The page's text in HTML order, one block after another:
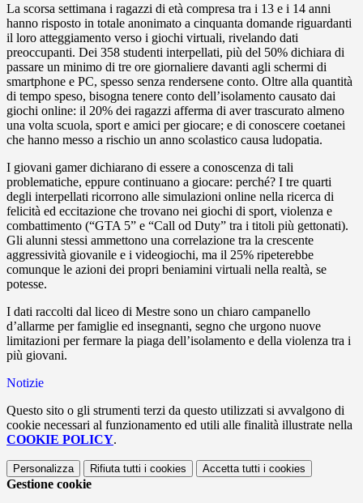
La scorsa settimana i ragazzi di età compresa tra i 13 e i 14 anni
hanno risposto in totale anonimato a cinquanta domande riguardanti
il loro atteggiamento verso i giochi virtuali, rivelando dati
preoccupanti. Dei 358 studenti interpellati, più del 50% dichiara di
passare un minimo di tre ore giornaliere davanti agli schermi di
smartphone e PC, spesso senza rendersene conto. Oltre alla quantità
di tempo speso, bisogna tenere conto dell’isolamento causato dai
giochi online: il 20% dei ragazzi afferma di aver trascurato almeno
una volta scuola, sport e amici per giocare; e di conoscere coetanei
che hanno messo a rischio un anno scolastico causa ludopatia.
I giovani gamer dichiarano di essere a conoscenza di tali
problematiche, eppure continuano a giocare: perché? I tre quarti
degli interpellati ricorrono alle simulazioni online nella ricerca di
felicità ed eccitazione che trovano nei giochi di sport, violenza e
combattimento (“GTA 5” e “Call od Duty” tra i titoli più gettonati).
Gli alunni stessi ammettono una correlazione tra la crescente
aggressività giovanile e i videogiochi, ma il 25% ripeterebbe
comunque le azioni dei propri beniamini virtuali nella realtà, se
potesse.
I dati raccolti dal liceo di Mestre sono un chiaro campanello
d’allarme per famiglie ed insegnanti, segno che urgono nuove
limitazioni per fermare la piaga dell’isolamento e della violenza tra i
più giovani.
Notizie
Questo sito o gli strumenti terzi da questo utilizzati si avvalgono di
cookie necessari al funzionamento ed utili alle finalità illustrate nella
COOKIE POLICY.
Personalizza Rifiuta tutti i cookies Accetta tutti i cookies
Gestione cookie